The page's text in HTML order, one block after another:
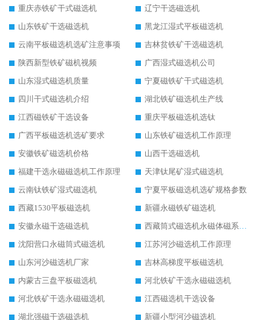
重庆赤铁矿干式磁选机
辽宁干选磁选机
山东铁矿干选磁选机
黑龙江湿式平板磁选机
云南平板磁选机选矿注意事项
吉林贫铁矿干选磁选机
陕西新型铁矿磁机视频
广西湿式磁选机公司
山东湿式磁选机质量
宁夏磁铁矿干式磁选机
四川干式磁选机介绍
湖北铁矿磁选机生产线
江西磁铁矿干选设备
重庆平板磁选机选钛
广西平板磁选机选矿要求
山东铁矿磁选机工作原理
安徽铁矿磁选机价格
山西干选磁选机
福建干选永磁磁选机工作原理
天津钛尾矿湿式磁选机
云南钛铁矿湿式磁选机
宁夏平板磁选机选矿规格参数
西藏1530平板磁选机
新疆永磁铁矿磁选机
安徽永磁干选磁选机
西藏筒式磁选机永磁体磁系设计
沈阳营口永磁筒式磁选机
江苏河沙磁选机工作原理
山东河沙磁选机厂家
吉林高梯度平板磁选机
内蒙古三盘平板磁选机
河北铁矿干选永磁磁选机
河北铁矿干选永磁磁选机
江西磁选机干选设备
湖北强磁干选磁选机
新疆小型河沙磁选机